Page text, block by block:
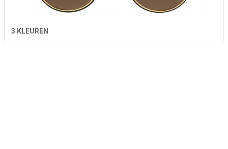
3 KLEUREN